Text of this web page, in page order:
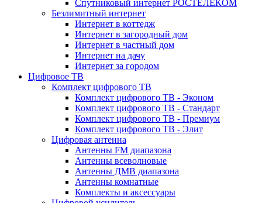
Спутниковый интернет РОСТЕЛЕКОМ
Безлимитный интернет
Интернет в коттедж
Интернет в загородный дом
Интернет в частный дом
Интернет на дачу
Интернет за городом
Цифровое ТВ
Комплект цифрового ТВ
Комплект цифрового ТВ - Эконом
Комплект цифрового ТВ - Стандарт
Комплект цифрового ТВ - Премиум
Комплект цифрового ТВ - Элит
Цифровая антенна
Антенны FM диапазона
Антенны всеволновые
Антенны ДМВ диапазона
Антенны комнатные
Комплекты и аксессуары